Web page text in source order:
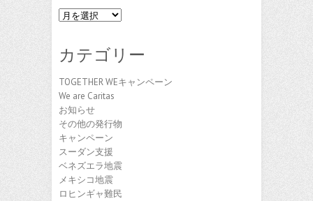
ア
イ
カテゴリー
TOGETHER WEキャンペーン
We are Caritas
お知らせ
その他の発行物
キャンペーン
スーダン支援
ベネズエラ地震
メキシコ地震
ロヒンギャ難民